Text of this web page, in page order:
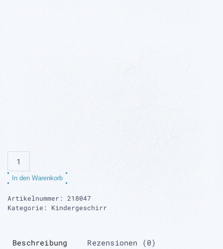
Kinderteller,
blau
Menge
In den Warenkorb
Artikelnummer: 218047
Kategorie: Kindergeschirr
Beschreibung Rezensionen (0)